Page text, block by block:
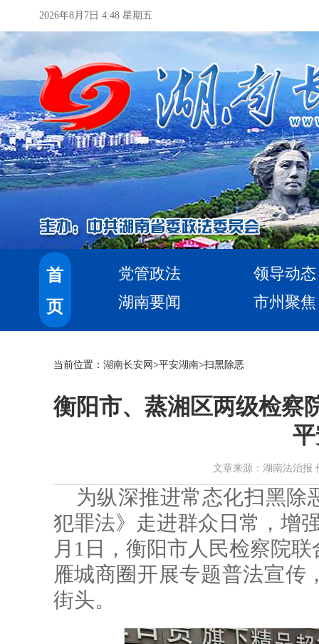
2026年8月7日 4:48 星期五
首
页
党管政法
领导动态
湖南要闻
市州聚焦
当前位置： 湖南长安网 >平安湖南>扫黑除恶
衡阳市、蒸湘区两级检察
文章来源：湖南法治报
为纵深推进常态化扫黑除
犯罪法》走进群众日常，增
月1日，衡阳市人民检察院
雁城商圈开展专题普法宣传
街头。